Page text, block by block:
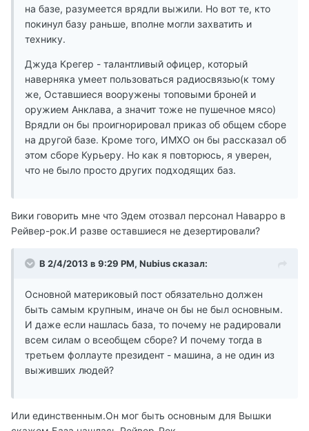
на базе, разумеется врядли выжили. Но вот те, кто
покинул базу раньше, вполне могли захватить и
технику.
Джуда Крегер - талантливый офицер, который
наверняка умеет пользоваться радиосвязью(к тому
же, Оставшиеся вооружены топовыми броней и
оружием Анклава, а значит тоже не пушечное мясо)
Врядли он бы проигнорировал приказ об общем сборе
на другой базе. Кроме того, ИМХО он бы рассказал об
этом сборе Курьеру. Но как я повторюсь, я уверен,
что не было просто других подходящих баз.
Вики говорить мне что Эдем отозвал персонал Наварро в
Рейвер-рок.И разве оставшиеся не дезертировали?
В 2/4/2013 в 9:29 PM, Nubius сказал:
Основной материковый пост обязательно должен
быть самым крупным, иначе он бы не был основным.
И даже если нашлась база, то почему не радировали
всем силам о всеобщем сборе? И почему тогда в
третьем фоллауте президент - машина, а не один из
выживших людей?
Или единственным.Он мог быть основным для Вышки